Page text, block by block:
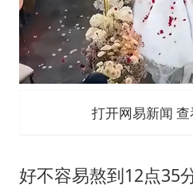
打开网易新闻
好不容易熬到12点35